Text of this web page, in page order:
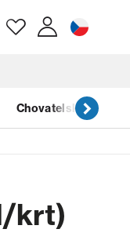
Chovatelské
krt)